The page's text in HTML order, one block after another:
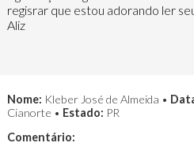
regisrar que estou adorando ler
Aliz
Nome: Kleber José de Almeida •
Cianorte • Estado: PR
Comentário: